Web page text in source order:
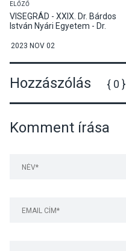
ELŐZŐ
VISEGRÁD - XXIX. Dr. Bárdos
István Nyári Egyetem - Dr.
előadása
2023 NOV 02
Hozzászólás { 0 }
Komment írása